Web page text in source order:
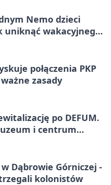
Nemo dzieci
uniknąć wakacyjnego
połączenia PKP
zasady
po DEFUM.
i centrum
Dąbrowie Górniczej -
kolonistów